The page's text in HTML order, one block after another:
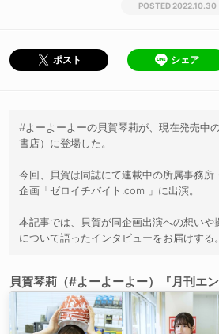
2022.10.30
ポスト シェア
#よーよーよーの貝賀琴莉が、現在発売中
書店）に登場した。
今回、貝賀は同誌にて連載中の所属事務所
企画「ゼロイチバイト.com 」に出演。
本記事では、貝賀が同企画出演への想いや
について語ったインタビューをお届けする。
貝賀琴莉（#よーよーよー）『月刊エ